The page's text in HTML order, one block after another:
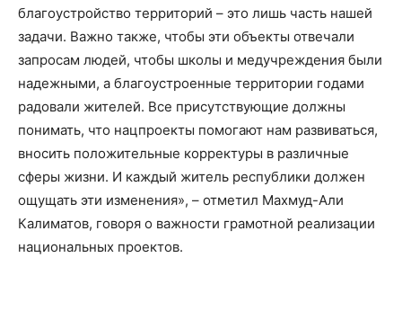
благоустройство территорий – это лишь часть нашей
задачи. Важно также, чтобы эти объекты отвечали
запросам людей, чтобы школы и медучреждения были
надежными, а благоустроенные территории годами
радовали жителей. Все присутствующие должны
понимать, что нацпроекты помогают нам развиваться,
вносить положительные корректуры в различные
сферы жизни. И каждый житель республики должен
ощущать эти изменения», – отметил Махмуд-Али
Калиматов, говоря о важности грамотной реализации
национальных проектов.